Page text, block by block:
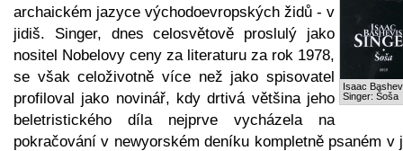
Isaac
Singer: Šoša
archaickém jazyce východoevropských židů - v
jidiš. Singer, dnes celosvětově proslulý jako
nositel Nobelovy ceny za literaturu za rok 1978,
se však celoživotně více než jako spisovatel
profiloval jako novinář, kdy drtivá většina jeho
beletristického díla nejprve vycházela na
pokračování v newyorském deníku kompletně psaném v